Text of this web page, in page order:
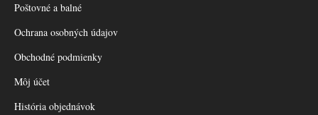
Poštovné a balné
Ochrana osobných údajov
Obchodné podmienky
Môj účet
História objednávok